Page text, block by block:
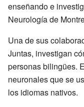
enseñando e
Neurología de
Una de sus
Juntas, investigan
personas bilingües.
neuronales que se
los idiomas nativos.